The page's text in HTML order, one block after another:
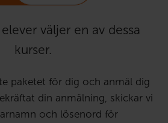
väljer en av dessa
kurser.
paketet för dig och anmäl dig
din anmälning, skickar vi
och lösenord för